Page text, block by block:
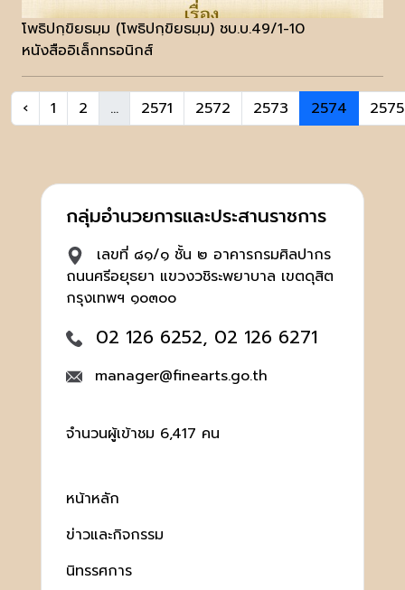
โพธิปกฺขิยธมฺม (โพธิปกฺขิยธมฺม) ชบ.บ.49/1-10
หนังสืออิเล็กทรอนิกส์
‹ 1 2 ... 2571 2572 2573 2574 2575
กลุ่มอำนวยการและประสานราชการ
เลขที่ ๘๑/๑ ชั้น ๒ อาคารกรมศิลปากร
ถนนศรีอยุธยา แขวงวชิระพยาบาล เขตดุสิต
กรุงเทพฯ ๑๐๓๐๐
02 126 6252, 02 126 6271
manager@finearts.go.th
จำนวนผู้เข้าชม 6,417 คน
หน้าหลัก
ข่าวและกิจกรรม
นิทรรศการ